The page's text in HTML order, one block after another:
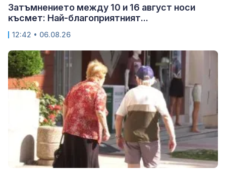
Затъмнението между 10 и 16 август носи
късмет: Най-благоприятният...
12:42 • 06.08.26